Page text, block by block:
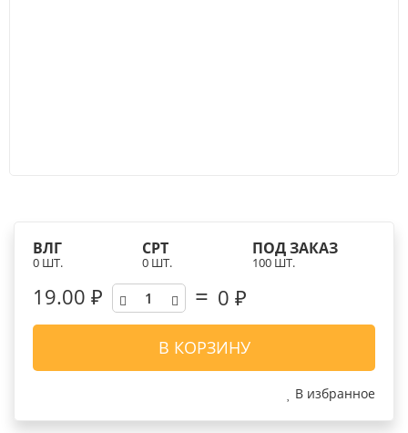
ВЛГ
0 ШТ.
СРТ
0 ШТ.
ПОД ЗАКАЗ
100 ШТ.
19.00 ₽ 0 ₽
В КОРЗИНУ
В избранное